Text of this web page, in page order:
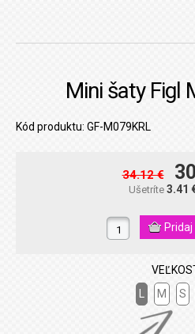
Mini šaty Figl
Kód produktu: GF-M079KRL
34.12 €
Ušetríte 3.41
L
M S